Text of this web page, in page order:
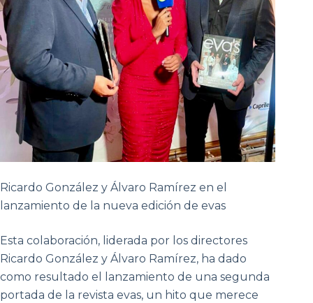
Ricardo González y Álvaro Ramírez en el
lanzamiento de la nueva edición de evas
Esta colaboración, liderada por los directores
Ricardo González y Álvaro Ramírez, ha dado
como resultado el lanzamiento de una segunda
portada de la revista evas, un hito que merece